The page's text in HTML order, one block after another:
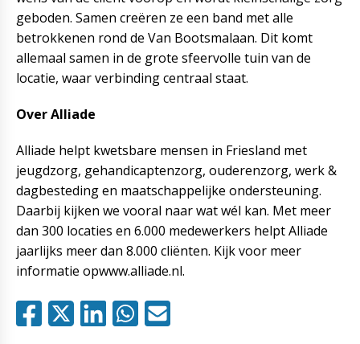
geboden. Samen creëren ze een band met alle
betrokkenen rond de Van Bootsmalaan. Dit komt
allemaal samen in de grote sfeervolle tuin van de
locatie, waar verbinding centraal staat.
Over Alliade
Alliade helpt kwetsbare mensen in Friesland met
jeugdzorg, gehandicaptenzorg, ouderenzorg, werk &
dagbesteding en maatschappelijke ondersteuning.
Daarbij kijken we vooral naar wat wél kan. Met meer
dan 300 locaties en 6.000 medewerkers helpt Alliade
jaarlijks meer dan 8.000 cliënten. Kijk voor meer
informatie opwww.alliade.nl.